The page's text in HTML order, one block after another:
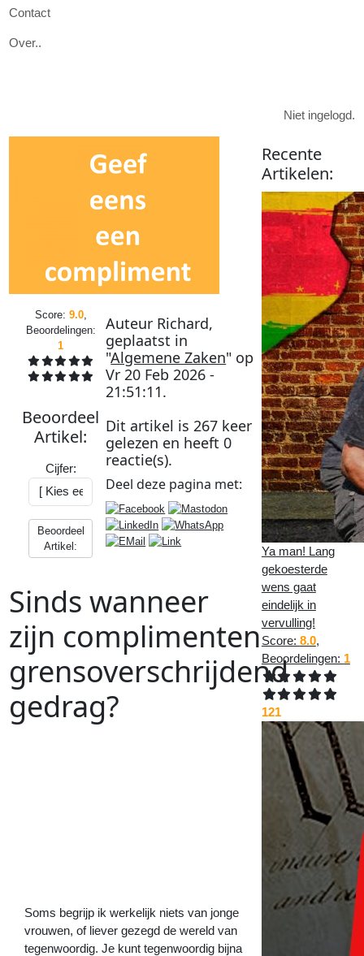
Contact
Over..
Niet ingelogd.
Score: 9.0,
Beoordelingen:
1
Beoordeel
Artikel:
Cijfer:
Beoordeel
Artikel:
Auteur Richard,
geplaatst in
"Algemene Zaken" op
Vr 20 Feb 2026 -
21:51:11.
Dit artikel is 267 keer
gelezen en heeft0
reactie(s).
Deel deze pagina met:
Sinds wanneer
zijn complimenten
grensoverschrijdend
gedrag?
Volgend
:
Hoeveel
gegevens
bewaren
klanten?>>
Soms begrijp ik werkelijk niets van jonge
vrouwen, of liever gezegd de wereld van
tegenwoordig. Je kunt tegenwoordig bijna
Recente
Artikelen:
Ya man! Lang
gekoesterde
wens gaat
eindelijk in
vervulling!
Score: 8.0,
Beoordelingen: 1
121